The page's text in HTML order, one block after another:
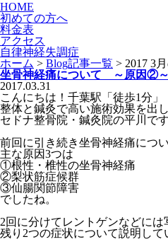
HOME
初めての方へ
料金表
アクセス
自律神経失調症
ホーム > Blog記事一覧 > 2017 3
坐骨神経痛について ～原因②～
2017.03.31
こんにちは！千葉駅「徒歩1分」
整体と鍼灸で高い施術効果を出し
セドナ整骨院・鍼灸院の平川です
前回に引き続き坐骨神経痛につ
主な原因3つは
①根性・椎性の坐骨神経痛
②梨状筋症候群
③仙腸関節障害
でしたね。
2回に分けてレントゲンなどには
残り2つの症状について説明して